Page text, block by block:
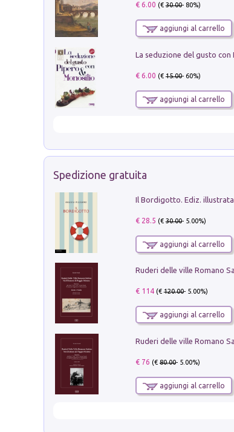
€ 6.00 (€30.00- 80%)
aggiungi al carrello
€ 6.00 (€15.00- 60%)
aggiungi al carrello
Spedizione gratuita
Il Bordigotto. Ediz. illustrata
€ 28.5 (€30.00- 5.00%)
aggiungi al carrello
€ 114(€120.00- 5.00%)
aggiungi al carrello
€ 76 (€80.00- 5.00%)
aggiungi al carrello